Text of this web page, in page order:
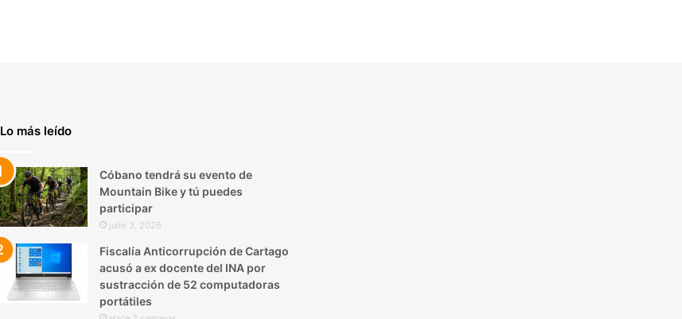
Lo más leído
Cóbano tendrá su evento de
Mountain Bike y tú puedes
participar
julio 3, 2026
Fiscalía Anticorrupción de Cartago
acusó a ex docente del INA por
sustracción de 52 computadoras
portátiles